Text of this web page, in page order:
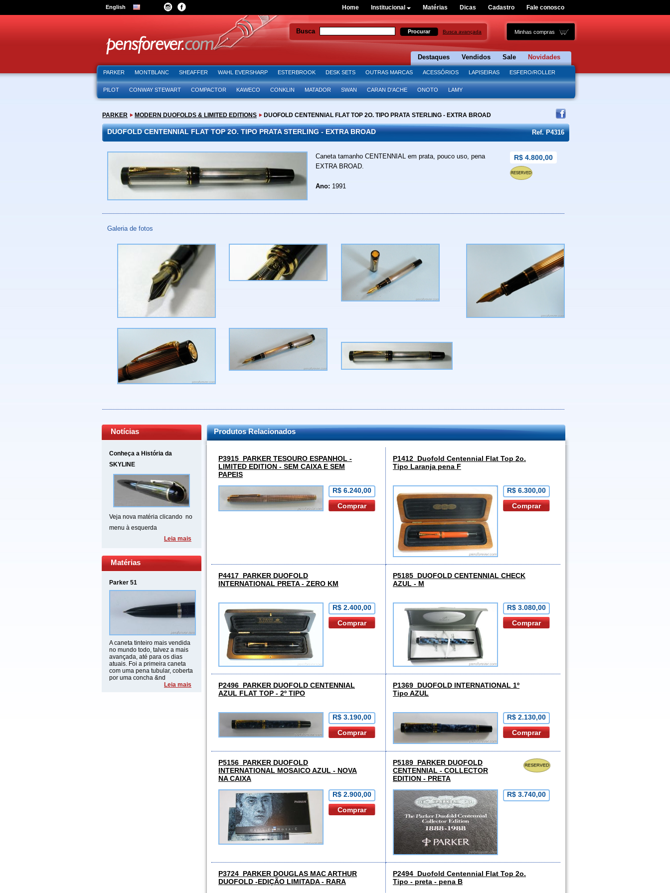
English Home Institucional Matérias Dicas Cadastro Fale conosco
Busca Busca avançada
Destaques Vendidos Sale Novidades
PARKER MONTBLANC SHEAFFER WAHL EVERSHARP ESTERBROOK DESK SETS OUTRAS MARCAS ACESSÓRIOS LAPISEIRAS ESFERO/ROLLER
PILOT CONWAY STEWART COMPACTOR KAWECO CONKLIN MATADOR SWAN CARAN D'ACHE ONOTO LAMY
PARKER MODERN DUOFOLDS & LIMITED EDITIONS DUOFOLD CENTENNIAL FLAT TOP 2O. TIPO PRATA STERLING - EXTRA BROAD
DUOFOLD CENTENNIAL FLAT TOP 2O. TIPO PRATA STERLING - EXTRA BROAD Ref. P4316
Caneta tamanho CENTENNIAL em prata, pouco uso, pena
EXTRA BROAD.
Ano: 1991
R$ 4.800,00
Galeria de fotos
Notícias
Conheça a História da
SKYLINE
Veja nova matéria clicando no
menu à esquerda
Leia mais
Matérias
Parker 51
A caneta tinteiro mais vendida
no mundo todo, talvez a mais
avançada, até para os dias
atuais. Foi a primeira caneta
com uma pena tubular, coberta
por uma concha &nd
Leia mais
Produtos Relacionados
P3915 PARKER TESOURO ESPANHOL -
LIMITED EDITION - SEM CAIXA E SEM
PAPEIS
R$ 6.240,00
P1412 Duofold Centennial Flat Top 2o.
Tipo Laranja pena F
R$ 6.300,00
P4417 PARKER DUOFOLD
INTERNATIONAL PRETA - ZERO KM
R$ 2.400,00
P5185 DUOFOLD CENTENNIAL CHECK
AZUL - M
R$ 3.080,00
P2496 PARKER DUOFOLD CENTENNIAL
AZUL FLAT TOP - 2º TIPO
R$ 3.190,00
P1369 DUOFOLD INTERNATIONAL 1º
Tipo AZUL
R$ 2.130,00
P5156 PARKER DUOFOLD
INTERNATIONAL MOSAICO AZUL - NOVA
NA CAIXA
R$ 2.900,00
P5189 PARKER DUOFOLD
CENTENNIAL - COLLECTOR
EDITION - PRETA
R$ 3.740,00
P3724 PARKER DOUGLAS MAC ARTHUR
DUOFOLD -EDIÇÃO LIMITADA - RARA
P2494 Duofold Centennial Flat Top 2o.
Tipo - preta - pena B